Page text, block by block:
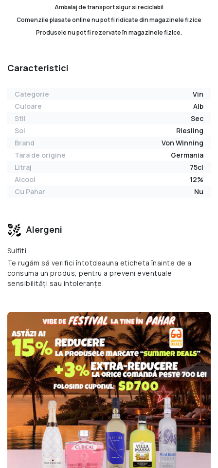
Ambalaj de transport sigur si reciclabil
Comenzile plasate online nu pot fi ridicate din magazinele fizice
Produsele nu pot fi rezervate în magazinele fizice.
Caracteristici
Categorie
Vin
Culoare
Alb
Stil
Sec
Soi
Riesling
Brand
Von Winning
Tara de origine
Germania
Litraj
75cl
Alcool
12%
Cu Pahar
Nu
Alergeni
Sulfiti
Te rugăm să verifici întotdeauna eticheta înainte de a
consuma un produs, pentru a preveni eventuale
sensibilități sau intoleranțe.